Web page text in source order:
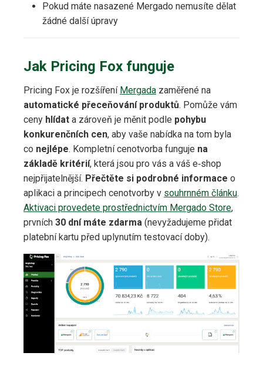
Pokud máte nasazené Mergado nemusíte dělat
žádné další úpravy
Jak Pricing Fox funguje
Pricing Fox je rozšíření Mergada zaměřené na
automatické přeceňování produktů. Pomůže vám
ceny hlídat a zároveň je měnit podle pohybu
konkurenčních cen, aby vaše nabídka na tom byla
co nejlépe. Kompletní cenotvorba funguje na
základě kritérií, která jsou pro vás a váš e‑shop
nejpřijatelnější. Přečtěte si podrobné informace o
aplikaci a principech cenotvorby v souhrnném článku.
Aktivaci provedete prostřednictvím Mergado Store,
prvních 30 dní máte zdarma (nevyžadujeme přidat
platební kartu před uplynutím testovací doby).